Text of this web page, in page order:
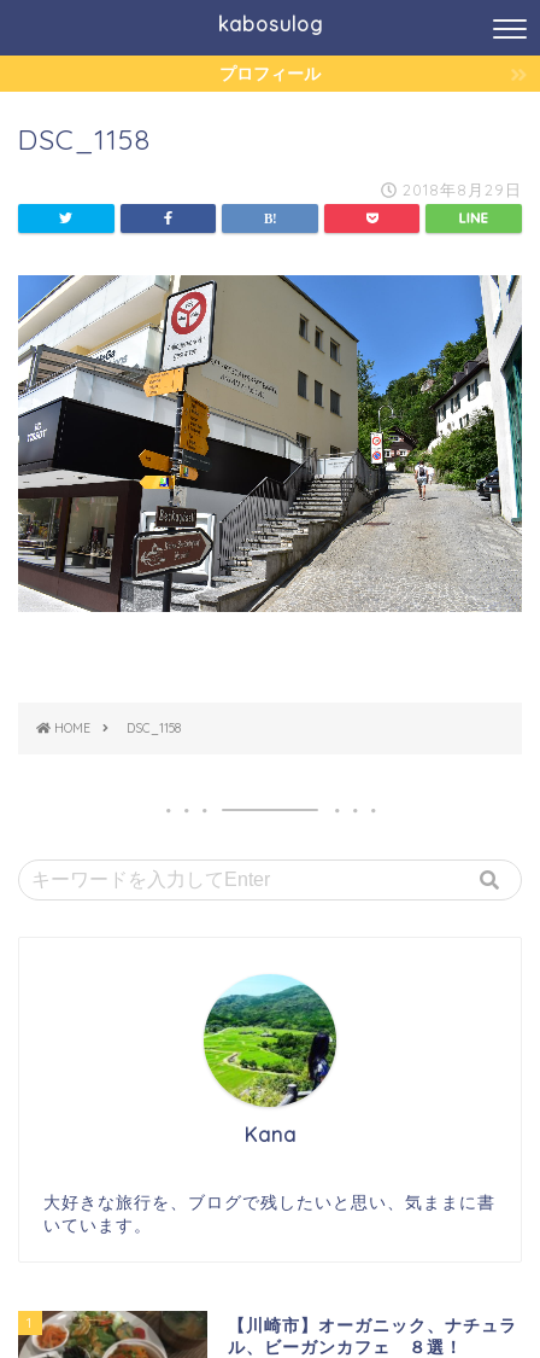
kabosulog
プロフィール
DSC_1158
2018年8月29日
HOME DSC_1158
Kana
大好きな旅行を、ブログで残したいと思い、気ままに書
いています。
1
【川崎市】オーガニック、ナチュラ
ル、ビーガンカフェ ８選！